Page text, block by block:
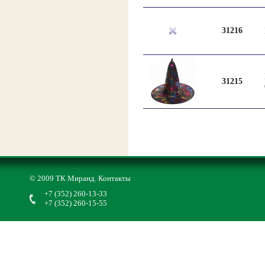
31216
31215
© 2009 ТК Миранд. Контакты
+7 (352) 260-13-33
+7 (352) 260-15-55